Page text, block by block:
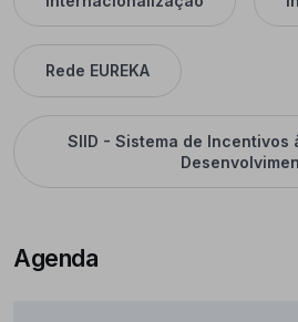
Rede EUREKA
SIID - Sistema de Incentivos
Agenda